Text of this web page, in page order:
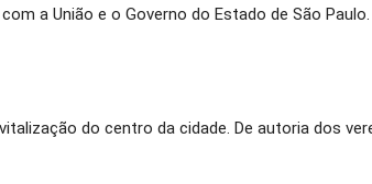
a União e o Governo do Estado de São Paulo.
do centro da cidade. De autoria dos